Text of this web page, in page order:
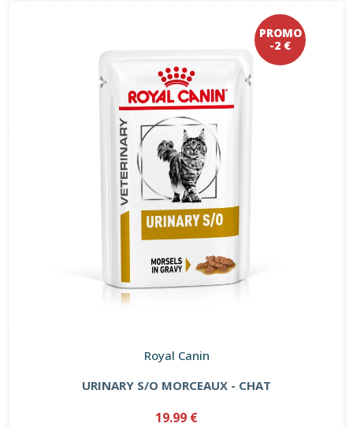
PROMO
-2 €
Royal Canin
URINARY S/O MORCEAUX - CHAT
19.99 €